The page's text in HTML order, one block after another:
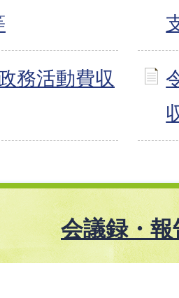
務活動費収
会議録・報